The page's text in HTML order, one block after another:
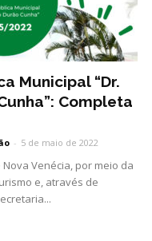
Municipal “Dr.
Completa
- 5 de maio de 2022
Venécia, por meio da
e, através de